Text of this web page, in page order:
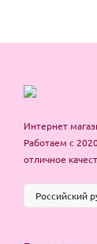
Интернет
Работаем с
отличное